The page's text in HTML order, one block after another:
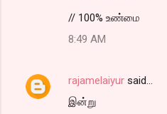
// 100% உண்மை
8:49 AM
rajamelaiyur said…
இன்று